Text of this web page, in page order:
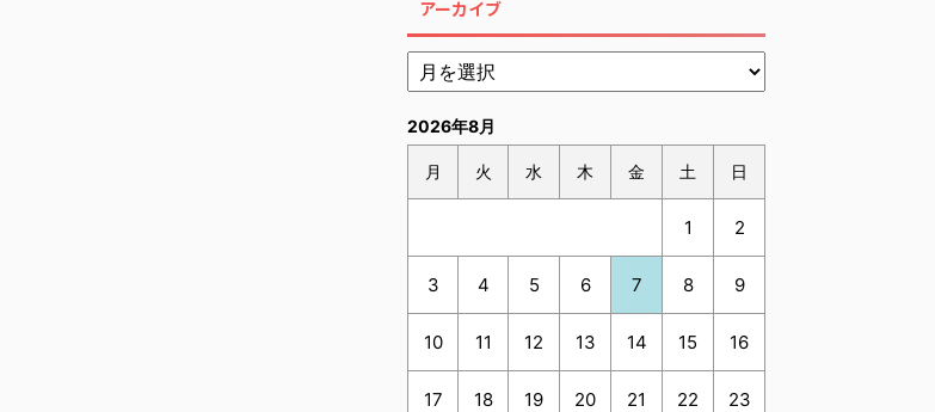
アーカイブ
2026年8月
月 火 水 木 金 土 日
1 2
3 4 5 6 7 8 9
10 11 12 13 14 15 16
17 18 19 20 21 22 23